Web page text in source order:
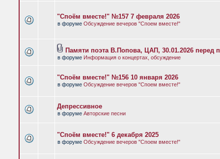
"Споём вместе!" №157 7 февраля 2026
в форуме Обсуждение вечеров "Споем вместе!"
Памяти поэта В.Попова, ЦАП, 30.01.2026 перед
в форуме Информация о концертах, обсуждение
"Споём вместе!" №156 10 января 2026
в форуме Обсуждение вечеров "Споем вместе!"
Депрессивное
в форуме Авторские песни
"Споём вместе!" 6 декабря 2025
в форуме Обсуждение вечеров "Споем вместе!"